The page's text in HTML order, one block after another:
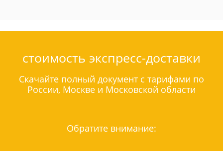
стоимость экспресс-доставки
Скачайте полный документ с тарифами по
России, Москве и Московской области
Обратите внимание: